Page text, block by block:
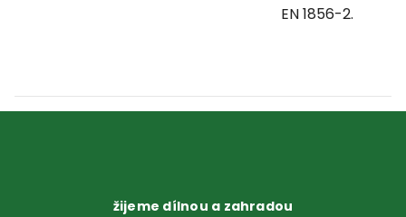
EN 1856-2.
žijeme dílnou a zahradou